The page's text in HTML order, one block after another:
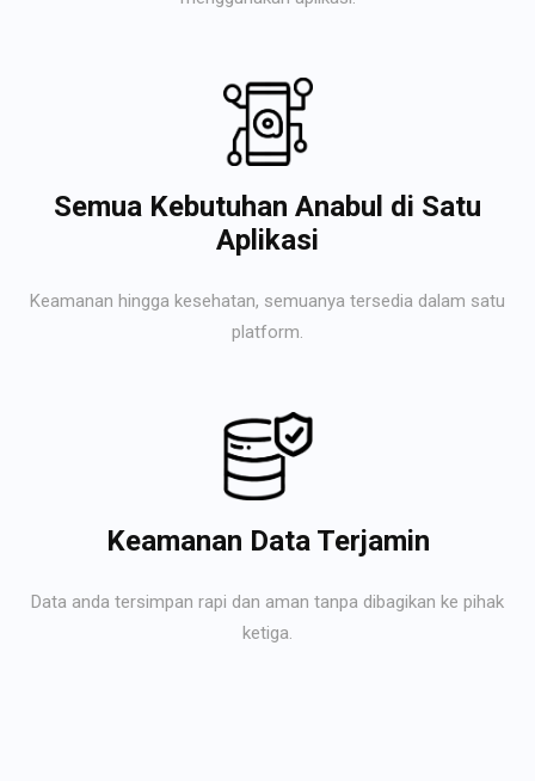
Semua Kebutuhan Anabul di Satu
Aplikasi
Keamanan hingga kesehatan, semuanya tersedia dalam satu
platform.
Keamanan Data Terjamin
Data anda tersimpan rapi dan aman tanpa dibagikan ke pihak
ketiga.